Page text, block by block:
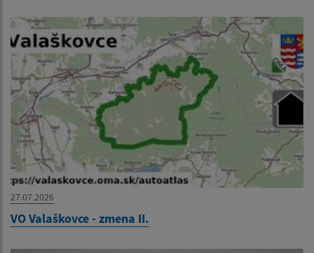
27.07.2026
VO Valaškovce - zmena II.